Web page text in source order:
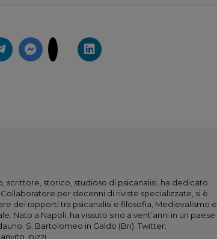
scrittore, storico, studioso di psicanalisi, ha dedicato
Collaboratore per decenni di riviste specializzate, si è
dei rapporti tra psicanalisi e filosofia, Medievalismo e
Nato a Napoli, ha vissuto sino a vent’anni in un paese
S. Bartolomeo in Galdo (Bn). Twitter: